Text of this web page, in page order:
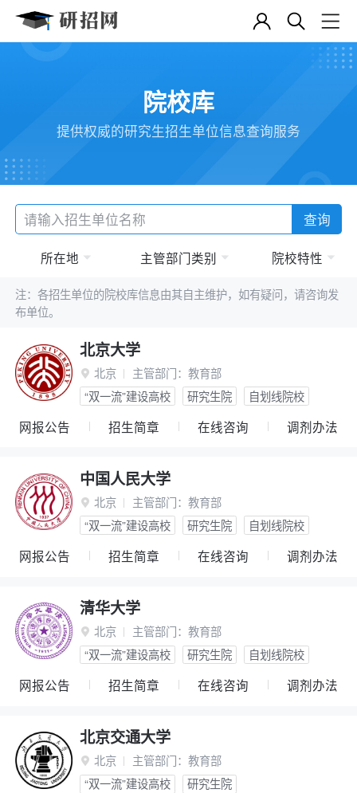
院校库
提供权威的研究生招生单位信息查询服务
查询
所在地 主管部门类别 院校特性
注：各招生单位的院校库信息由其自主维护，如有疑问，请咨询发
布单位。
北京大学
 北京 主管部门： 教育部
“双一流”建设高校
研究生院 自划线院校
网报公告 招生简章 在线咨询 调剂办法
中国人民大学
 北京 主管部门： 教育部
“双一流”建设高校
研究生院 自划线院校
网报公告 招生简章 在线咨询 调剂办法
清华大学
 北京 主管部门： 教育部
“双一流”建设高校
研究生院 自划线院校
网报公告 招生简章 在线咨询 调剂办法
北京交通大学
 北京 主管部门： 教育部
“双一流”建设高校
研究生院